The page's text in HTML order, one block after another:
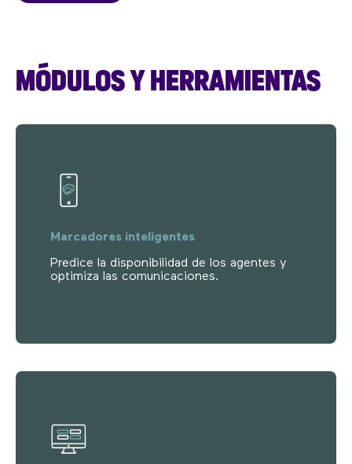
MÓDULOS Y HERRAMIENTAS
Marcadores inteligentes
Predice la disponibilidad de los agentes y
optimiza las comunicaciones.